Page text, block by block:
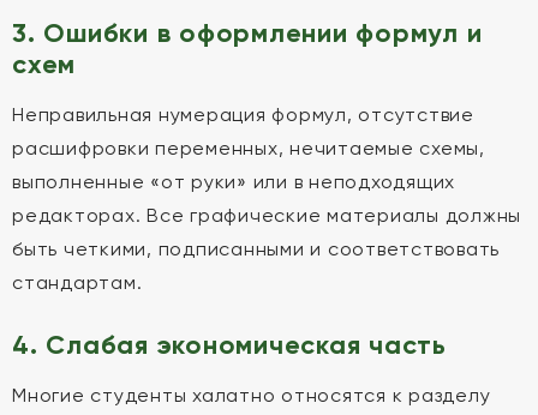
3. Ошибки в оформлении формул и
схем
Неправильная нумерация формул, отсутствие
расшифровки переменных, нечитаемые схемы,
выполненные «от руки» или в неподходящих
редакторах. Все графические материалы должны
быть четкими, подписанными и соответствовать
стандартам.
4. Слабая экономическая часть
Многие студенты халатно относятся к разделу